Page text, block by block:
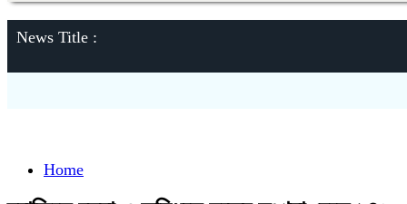
News Title :
Home